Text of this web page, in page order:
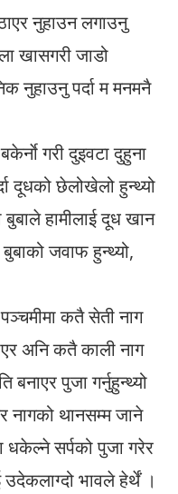
नुहाउन लगाउनु
खासगरी जाडो
नुहाउनु पर्दा म मनमनै
गरी दुइवटा दुहुना
दूधको छेलोखेलो हुन्थ्यो
बुबाले हामीलाई दूध खान
जवाफ हुन्थ्यो,
कतै सेती नाग
अनि कतै काली नाग
पुजा गर्नुहुन्थ्यो
नागको थानसम्म जाने
धकेल्ने सर्पको पुजा गरेर
भावले हेर्थें ।